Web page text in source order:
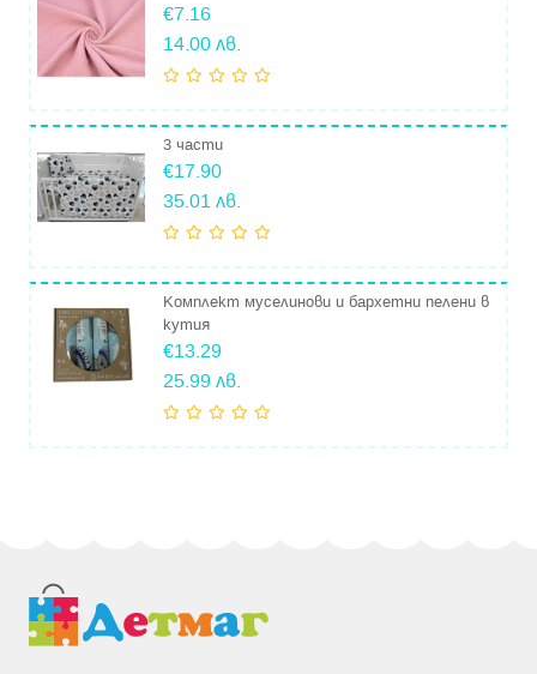
€7.16
14.00 лв.
3 части
€17.90
35.01 лв.
Комплект муселинови и бархетни пелени в
кутия
€13.29
25.99 лв.